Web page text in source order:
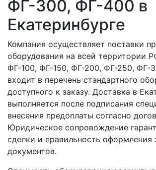
ФГ-300, ФГ-400 в
Екатеринбурге
Компания осуществляет поставки
оборудования на всей территории
ФГ-100, ФГ-150, ФГ-200, ФГ-250, ФГ-
входит в перечень стандартного
доступного к заказу. Доставка в
выполняется после подписания
внесения предоплаты согласно
Юридическое сопровождение
сделки и правильность
документов.